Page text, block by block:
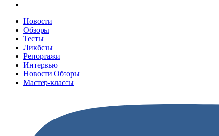
Новости
Обзоры
Тесты
Ликбезы
Репортажи
Интервью
Новости|Обзоры
Мастер-классы